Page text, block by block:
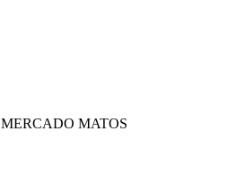
MERCADO MATOS